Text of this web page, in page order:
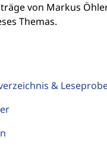
&
von Markus
Themas.